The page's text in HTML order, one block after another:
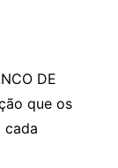
DE
que os
cada